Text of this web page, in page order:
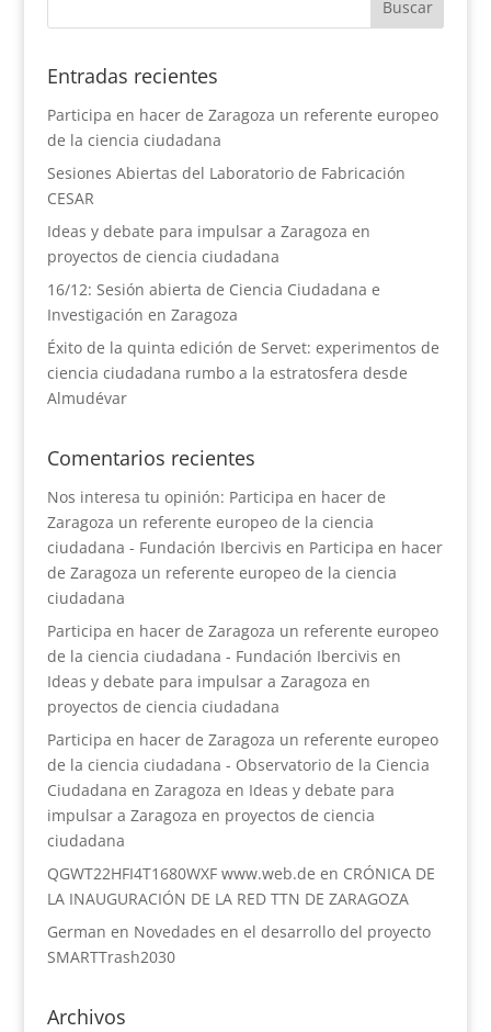
Entradas recientes
Participa en hacer de Zaragoza un referente europeo
de la ciencia ciudadana
Sesiones Abiertas del Laboratorio de Fabricación
CESAR
Ideas y debate para impulsar a Zaragoza en
proyectos de ciencia ciudadana
16/12: Sesión abierta de Ciencia Ciudadana e
Investigación en Zaragoza
Éxito de la quinta edición de Servet: experimentos de
ciencia ciudadana rumbo a la estratosfera desde
Almudévar
Comentarios recientes
Nos interesa tu opinión: Participa en hacer de
Zaragoza un referente europeo de la ciencia
ciudadana - Fundación Ibercivis en Participa en hacer
de Zaragoza un referente europeo de la ciencia
ciudadana
Participa en hacer de Zaragoza un referente europeo
de la ciencia ciudadana - Fundación Ibercivis en
Ideas y debate para impulsar a Zaragoza en
proyectos de ciencia ciudadana
Participa en hacer de Zaragoza un referente europeo
de la ciencia ciudadana - Observatorio de la Ciencia
Ciudadana en Zaragoza en Ideas y debate para
impulsar a Zaragoza en proyectos de ciencia
ciudadana
QGWT22HFI4T1680WXF www.web.de en CRÓNICA DE
LA INAUGURACIÓN DE LA RED TTN DE ZARAGOZA
German en Novedades en el desarrollo del proyecto
SMARTTrash2030
Archivos